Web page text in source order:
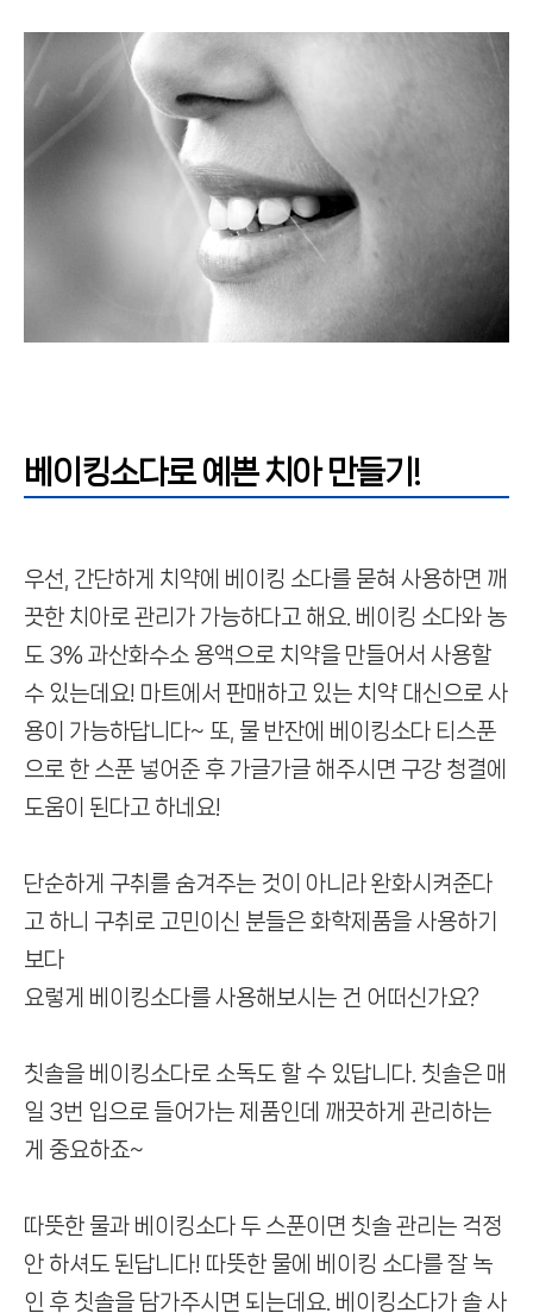
베이킹소다로 예쁜 치아 만들기!
우선, 간단하게 치약에 베이킹 소다를 묻혀 사용하면 깨
끗한 치아로 관리가 가능하다고 해요. 베이킹 소다와 농
도 3% 과산화수소 용액으로 치약을 만들어서 사용할
수 있는데요! 마트에서 판매하고 있는 치약 대신으로 사
용이 가능하답니다~ 또, 물 반잔에 베이킹소다 티스푼
으로 한 스푼 넣어준 후 가글가글 해주시면 구강 청결에
도움이 된다고 하네요!
단순하게 구취를 숨겨주는 것이 아니라 완화시켜준다
고 하니 구취로 고민이신 분들은 화학제품을 사용하기
보다
요렇게 베이킹소다를 사용해보시는 건 어떠신가요?
칫솔을 베이킹소다로 소독도 할 수 있답니다. 칫솔은 매
일 3번 입으로 들어가는 제품인데 깨끗하게 관리하는
게 중요하죠~
따뜻한 물과 베이킹소다 두 스푼이면 칫솔 관리는 걱정
안 하셔도 된답니다! 따뜻한 물에 베이킹 소다를 잘 녹
인 후 칫솔을 담가주시면 되는데요. 베이킹소다가 솔 사